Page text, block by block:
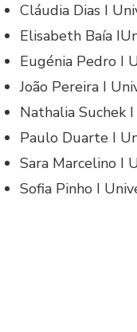
Cláudia Dias I
Elisabeth Baía
Eugénia Pedro I
João Pereira I
Nathalia Suchek
Paulo Duarte I
Sara Marcelino I
Sofia Pinho I